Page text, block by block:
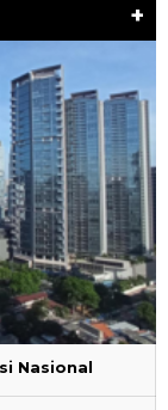
+
Nasional